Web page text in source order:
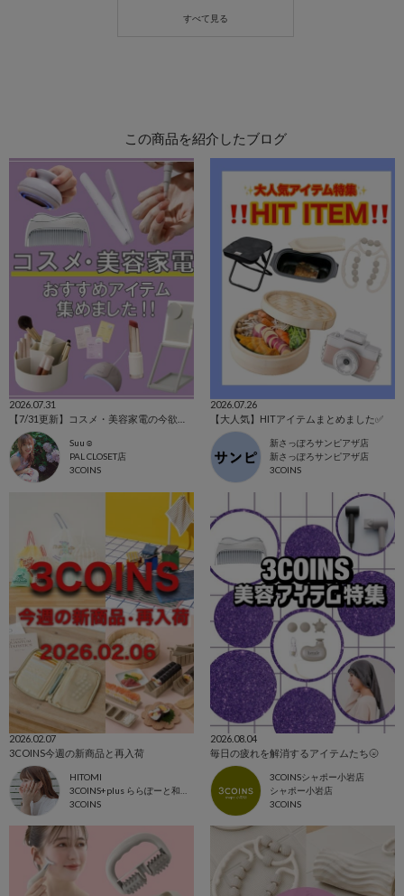
この商品を紹介したブログ
2026.07.31
Suu☺︎
PAL CLOSET店
3COINS
2026.07.26
【大人気】HITアイテムまとめました✅
新さっぽろサンピアザ店
新さっぽろサンピアザ店
3COINS
2026.02.07
3COINS今週の新商品と再入荷
HITOMI
3COINS
2026.08.04
毎日の疲れを解消するアイテムたち🌝
3COINSシャポー小岩店
シャポー小岩店
3COINS